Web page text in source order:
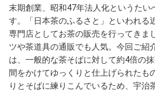
末期創業、昭和47年法人化というたい
す。「日本茶のふるさと」といわれる
専門店としてお茶の販売を行ってきま
ツや茶道具の通販でも人気。今回ご紹
は、一般的な茶そばに対して約4倍の
間をかけてゆっくりと仕上げられたも
りとそばに練りこんでいるため、宇治